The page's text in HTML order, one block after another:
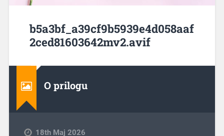
b5a3bf_a39cf9b5939e4d058aaf
2ced81603642mv2.avif
O prilogu
18th Maj 2026